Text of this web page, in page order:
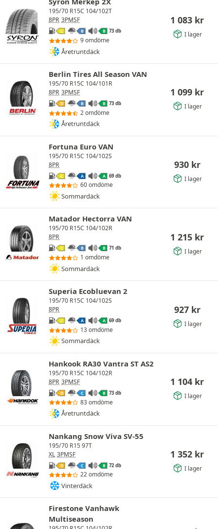
195/70 R15C 104/102T
8PR 3PMSF
C B B 73 db
9 omdöme
Åretruntdäck
1 083 kr
I lager
Berlin Tires All Season VAN
195/70 R15C 104/101R
8PR 3PMSF
D B B 73 db
2 omdöme
Åretruntdäck
1 099 kr
I lager
Fortuna Euro VAN
195/70 R15C 104/102S
8PR
C A A 69 db
60 omdöme
Sommardäck
930 kr
I lager
Matador Hectorra VAN
195/70 R15C 104/102R
8PR
C B B 71 db
1 omdöme
Sommardäck
1 215 kr
I lager
Superia Ecobluevan 2
195/70 R15C 104/102S
8PR
C A A 69 db
13 omdöme
Sommardäck
927 kr
I lager
Hankook RA30 Vantra ST AS2
195/70 R15C 104/102R
8PR 3PMSF
D C B 73 db
83 omdöme
Åretruntdäck
1 104 kr
I lager
Nankang Snow Viva SV-55
195/70 R15 97T
XL 3PMSF
D C B 72 db
22 omdöme
Vinterdäck
1 352 kr
I lager
Firestone Vanhawk
Multiseason